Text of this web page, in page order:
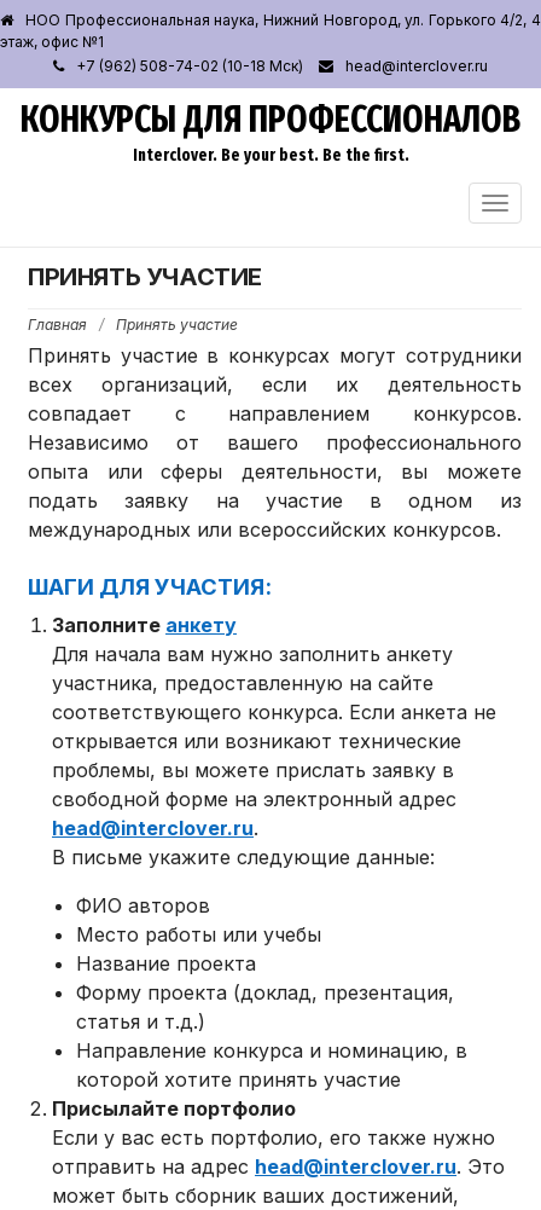
НОО Профессиональная наука, Нижний Новгород, ул. Горького 4/2, 4
этаж, офис №1
+7 (962) 508-74-02 (10-18 Мск)
head@interclover.ru
КОНКУРСЫ ДЛЯ ПРОФЕССИОНАЛОВ
Interclover. Be your best. Be the first.
ПРИНЯТЬ УЧАСТИЕ
Главная / Принять участие
Принять участие в конкурсах могут сотрудники
всех организаций, если их деятельность
совпадает с направлением конкурсов.
Независимо от вашего профессионального
опыта или сферы деятельности, вы можете
подать заявку на участие в одном из
международных или всероссийских конкурсов.
ШАГИ ДЛЯ УЧАСТИЯ:
Заполните анкету
Для начала вам нужно заполнить анкету
участника, предоставленную на сайте
соответствующего конкурса. Если анкета не
открывается или возникают технические
проблемы, вы можете прислать заявку в
свободной форме на электронный адрес
head@interclover.ru.
В письме укажите следующие данные:
ФИО авторов
Место работы или учебы
Название проекта
Форму проекта (доклад, презентация,
статья и т.д.)
Направление конкурса и номинацию, в
которой хотите принять участие
Присылайте портфолио
Если у вас есть портфолио, его также нужно
отправить на адрес head@interclover.ru. Это
может быть сборник ваших достижений,